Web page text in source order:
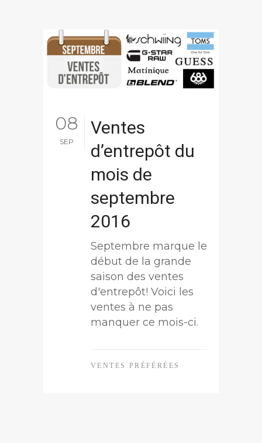
08
SEP
Ventes
d’entrepôt du
mois de
septembre
2016
Septembre marque le
début de la grande
saison des ventes
d'entrepôt! Voici les
ventes à ne pas
manquer ce mois-ci.
VENTES PRÉFÉRÉES